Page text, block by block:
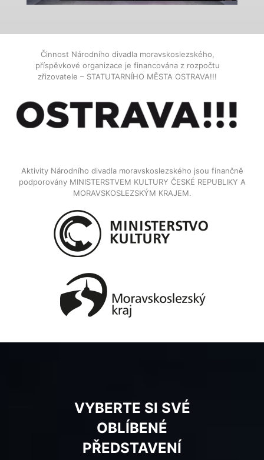
Činnost Národního divadla moravskoslezského,
příspěvkové organizace je financována z rozpočtu
zřizovatele – STATUTARNÍHO MĚSTA OSTRAVA!!!
Aktivity Národního divadla moravskoslezského jsou finančně
podporovány MINISTERSTVEM KULTURY ČESKÉ REPUBLIKY A
MORAVSKOSLEZSKÝM KRAJEM.
VYBERTE SI SVÉ
OBLÍBENÉ
PŘEDSTAVENÍ